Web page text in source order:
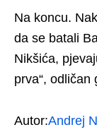
Na koncu.
da se batali
Nikšića,
prva“, odličan
Autor:Andrej